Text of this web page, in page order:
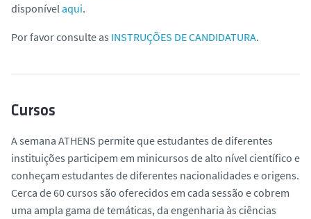
disponível aqui.
Por favor consulte as INSTRUÇÕES DE CANDIDATURA.
Cursos
A semana ATHENS permite que estudantes de diferentes
instituições participem em minicursos de alto nível científico e
conheçam estudantes de diferentes nacionalidades e origens.
Cerca de 60 cursos são oferecidos em cada sessão e cobrem
uma ampla gama de temáticas, da engenharia às ciências